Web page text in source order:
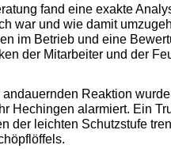
fand eine exakte
war und wie damit
im Betrieb und eine
der Mitarbeiter und der
Reaktion
Hechingen alarmiert. Ein
der leichten Schutzstufe